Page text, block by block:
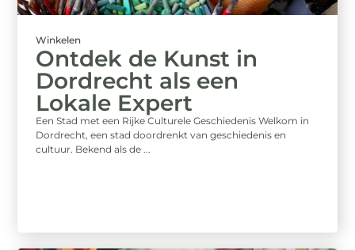
Winkelen
Ontdek de Kunst in
Dordrecht als een
Lokale Expert
Een Stad met een Rijke Culturele Geschiedenis Welkom in
Dordrecht, een stad doordrenkt van geschiedenis en
cultuur. Bekend als de ...